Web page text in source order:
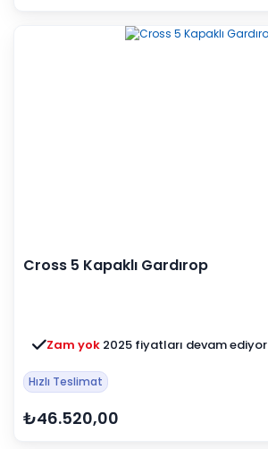
Cross 5 Kapaklı Gardırop
Zam yok 2025 fiyatları devam ediyor
Hızlı Teslimat
₺46.520,00